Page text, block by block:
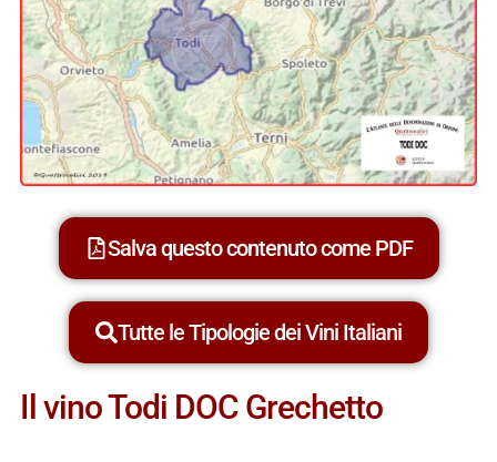
Salva questo contenuto come PDF
Tutte le Tipologie dei Vini Italiani
Il vino Todi DOC Grechetto